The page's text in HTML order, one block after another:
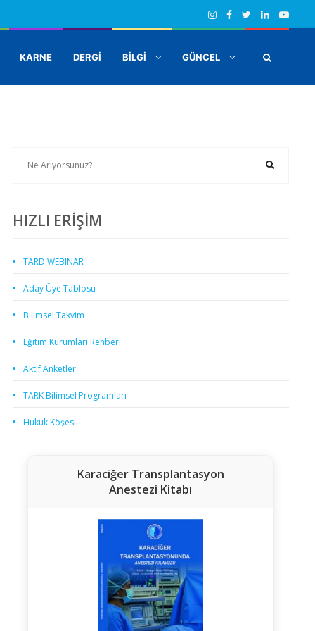
KARNE DERGİ BİLGİ GÜNCEL
HIZLI ERİŞİM
TARD WEBINAR
Aday Üye Tablosu
Bilimsel Takvim
Eğitim Kurumları Rehberi
Aktif Anketler
TARK Bilimsel Programları
Hukuk Köşesi
Karaciğer Transplantasyon
Anestezi Kitabı